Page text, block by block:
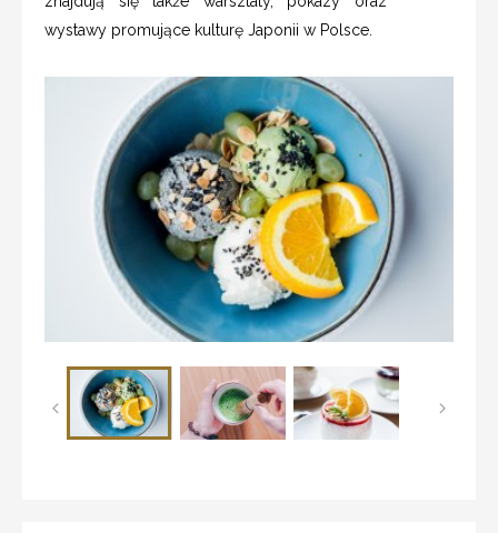
wystawy promujące kulturę Japonii w Polsce.